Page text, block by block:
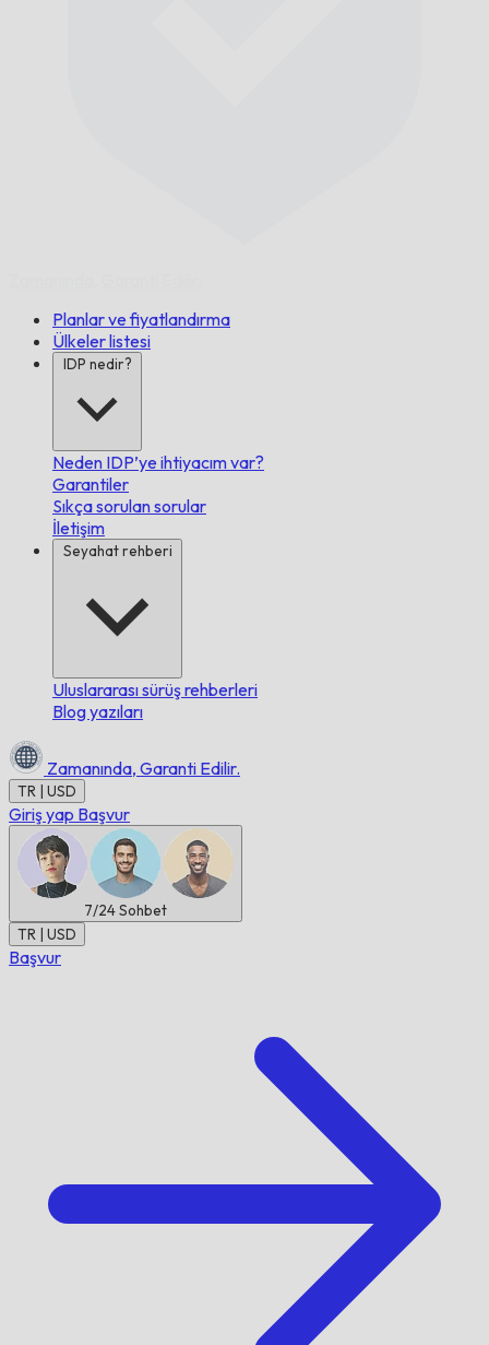
Planlar ve fiyatlandırma
Ülkeler listesi
IDP nedir?
Neden IDP’ye ihtiyacım var?
Garantiler
Sıkça sorulan sorular
İletişim
Seyahat rehberi
Uluslararası sürüş rehberleri
Blog yazıları
Zamanında, Garanti Edilir.
TR | USD
Giriş yap Başvur
7/24Sohbet
TR | USD
Başvur